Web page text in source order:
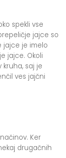
spekli vse
jajce so
jajce je imelo
jajce. Okoli
saj je
ves jajčni
Ker
drugačnih